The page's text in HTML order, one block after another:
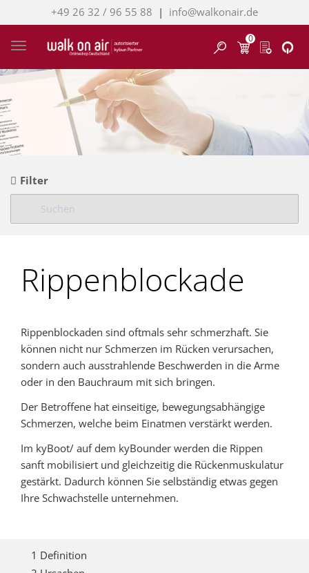
+49 26 32 / 96 55 88 | info@walkonair.de
Toggle navigation Finden
0
Filter
Rippenblockade
Rippenblockaden sind oftmals sehr schmerzhaft. Sie
können nicht nur Schmerzen im Rücken verursachen,
sondern auch ausstrahlende Beschwerden in die Arme
oder in den Bauchraum mit sich bringen.
Der Betroffene hat einseitige, bewegungsabhängige
Schmerzen, welche beim Einatmen verstärkt werden.
Im kyBoot/ auf dem kyBounder werden die Rippen
sanft mobilisiert und gleichzeitig die Rückenmuskulatur
gestärkt. Dadurch können Sie selbständig etwas gegen
Ihre Schwachstelle unternehmen.
1 Definition